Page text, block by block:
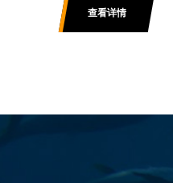
查看详情